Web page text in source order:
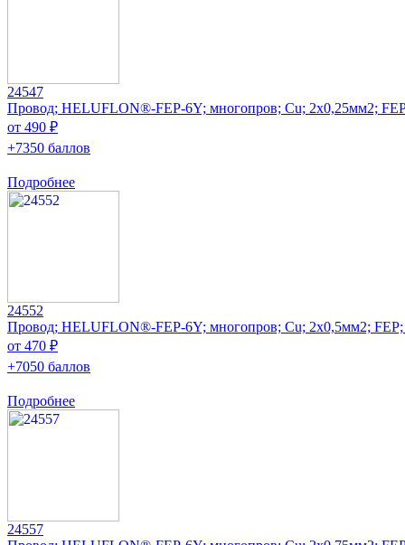
24547
Провод; HELUFLON®-FEP-6Y; многопров; Cu; 2x0,25мм2;
от 490 ₽
+7350 баллов
Подробнее
24552
Провод; HELUFLON®-FEP-6Y; многопров; Cu; 2x0,5мм2;
от 470 ₽
+7050 баллов
Подробнее
24557